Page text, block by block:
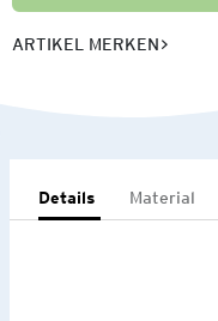
ARTIKEL MERKEN
Details Material